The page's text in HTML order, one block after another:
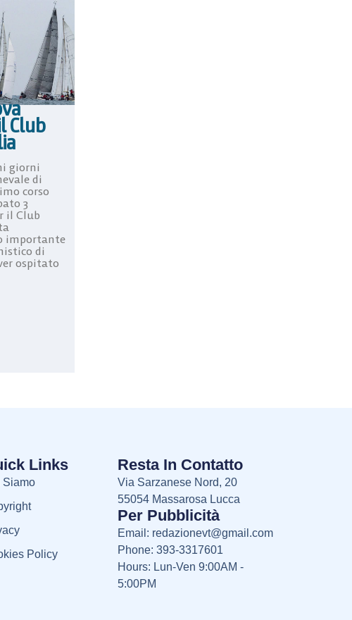
Club
giorni
di
corso
3
il Club
importante
di
ospitato
Links
Siamo
Policy
Resta In Contatto
Via Sarzanese Nord, 20
55054 Massarosa Lucca
Per Pubblicità
Email: redazionevt@gmail.com
Phone: 393-3317601
Hours: Lun-Ven 9:00AM -
5:00PM